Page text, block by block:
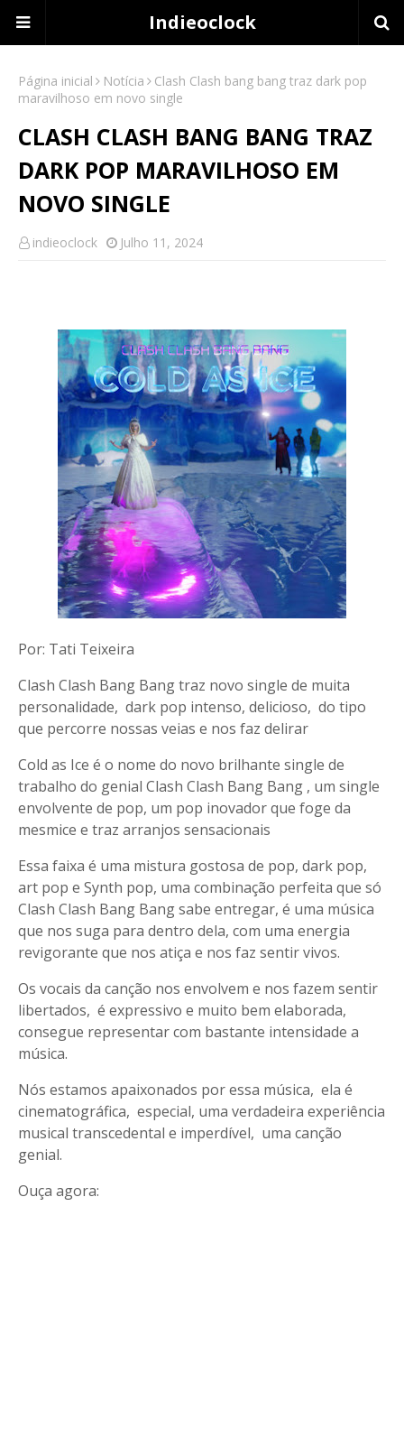
Indieoclock
Página inicial Notícia
Clash Clash bang bang traz dark pop
maravilhoso em novo single
CLASH CLASH BANG BANG TRAZ
DARK POP MARAVILHOSO EM
NOVO SINGLE
indieoclock Julho 11, 2024
Por: Tati Teixeira
Clash Clash Bang Bang traz novo single de muita
personalidade, dark pop intenso, delicioso, do tipo
que percorre nossas veias e nos faz delirar
Cold as Ice é o nome do novo brilhante single de
trabalho do genial Clash Clash Bang Bang , um single
envolvente de pop, um pop inovador que foge da
mesmice e traz arranjos sensacionais
Essa faixa é uma mistura gostosa de pop, dark pop,
art pop e Synth pop, uma combinação perfeita que só
Clash Clash Bang Bang sabe entregar, é uma música
que nos suga para dentro dela, com uma energia
revigorante que nos atiça e nos faz sentir vivos.
Os vocais da canção nos envolvem e nos fazem sentir
libertados, é expressivo e muito bem elaborada,
consegue representar com bastante intensidade a
música.
Nós estamos apaixonados por essa música, ela é
cinematográfica, especial, uma verdadeira experiência
musical transcedental e imperdível, uma canção
genial.
Ouça agora: